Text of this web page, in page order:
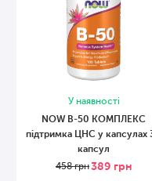
У наявності
NOW В-50 КОМПЛЕКС
підтримка ЦНС у капсулах 30
капсул
458грн 389 грн